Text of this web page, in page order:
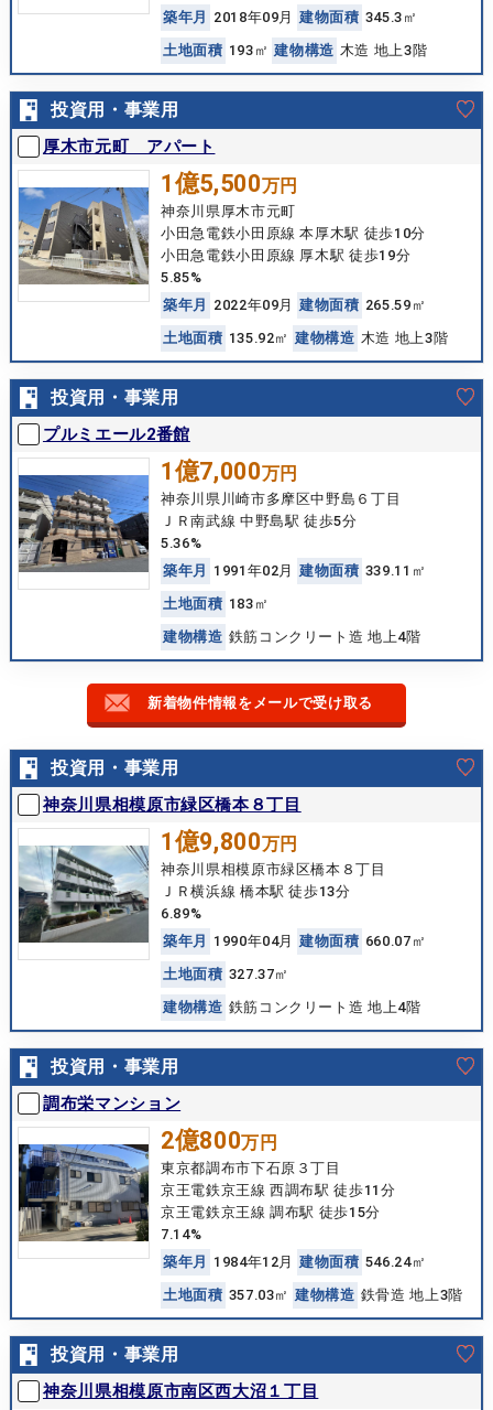
築年月 2018年09月 建物面積 345.3㎡
土地面積 193㎡ 建物構造 木造 地上3階
投資用・事業用
厚木市元町 アパート
1億5,500万円
神奈川県厚木市元町
小田急電鉄小田原線 本厚木駅 徒歩10分
小田急電鉄小田原線 厚木駅 徒歩19分
5.85%
築年月 2022年09月 建物面積 265.59㎡
土地面積 135.92㎡ 建物構造 木造 地上3階
投資用・事業用
プルミエール2番館
1億7,000万円
神奈川県川崎市多摩区中野島６丁目
ＪＲ南武線 中野島駅 徒歩5分
5.36%
築年月 1991年02月 建物面積 339.11㎡
土地面積 183㎡
建物構造 鉄筋コンクリート造 地上4階
新着物件情報をメールで受け取る
投資用・事業用
神奈川県相模原市緑区橋本８丁目
1億9,800万円
神奈川県相模原市緑区橋本８丁目
ＪＲ横浜線 橋本駅 徒歩13分
6.89%
築年月 1990年04月 建物面積 660.07㎡
土地面積 327.37㎡
建物構造 鉄筋コンクリート造 地上4階
投資用・事業用
調布栄マンション
2億800万円
東京都調布市下石原３丁目
京王電鉄京王線 西調布駅 徒歩11分
京王電鉄京王線 調布駅 徒歩15分
7.14%
築年月 1984年12月 建物面積 546.24㎡
土地面積 357.03㎡ 建物構造 鉄骨造 地上3階
投資用・事業用
神奈川県相模原市南区西大沼１丁目